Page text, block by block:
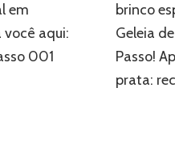
em
aqui:
001
brinco
Geleia
Passo!
prata: